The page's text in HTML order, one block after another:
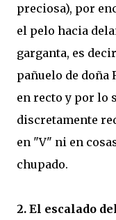
preciosa), por
el pelo hacia
garganta, es
pañuelo de doña
en recto y por lo
discretamente
en "V" ni en
chupado.
2. El escalado